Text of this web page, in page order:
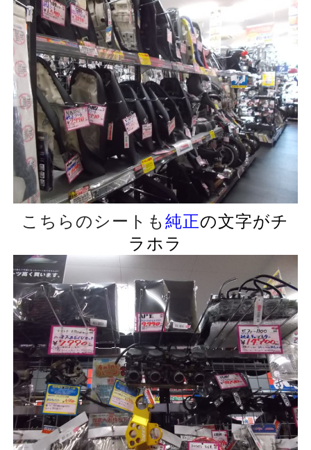
こちらのシートも純正の文字がチ
ラホラ